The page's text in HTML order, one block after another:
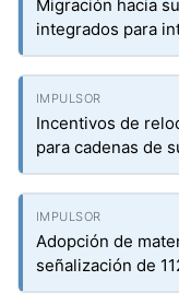
Migración hacia
integrados para
Incentivos de
para cadenas de
Adopción de
señalización de